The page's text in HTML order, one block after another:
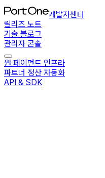
개발자센터
릴리즈 노트
기술 블로그
관리자 콘솔
원 페이먼트 인프라
파트너 정산 자동화
API & SDK